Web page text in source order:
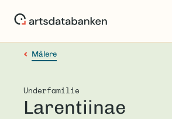
Målere
Underfamilie
Larentiinae